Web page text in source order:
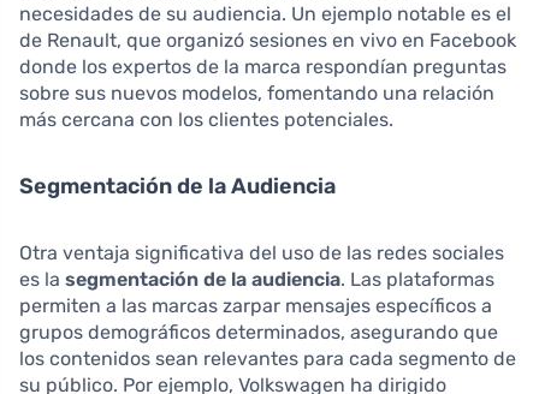
necesidades de su audiencia. Un ejemplo notable es el
de Renault, que organizó sesiones en vivo en Facebook
donde los expertos de la marca respondían preguntas
sobre sus nuevos modelos, fomentando una relación
más cercana con los clientes potenciales.
Segmentación de la Audiencia
Otra ventaja significativa del uso de las redes sociales
es la segmentación de la audiencia. Las plataformas
permiten a las marcas zarpar mensajes específicos a
grupos demográficos determinados, asegurando que
los contenidos sean relevantes para cada segmento de
su público. Por ejemplo, Volkswagen ha dirigido